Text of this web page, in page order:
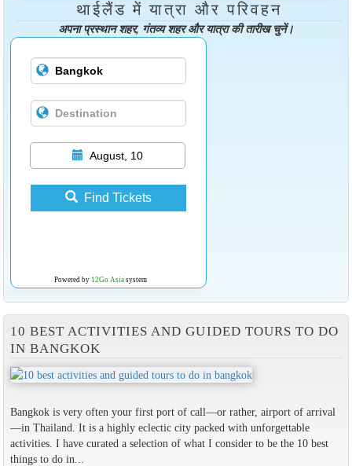
थाईलैंड में यात्रा और परिवहन
अपना प्रस्थान शहर, गंतव्य शहर और यात्रा की तारीख चुनें।
August, 10
Find Tickets
Powered by 12Go Asiasystem
10 BEST ACTIVITIES AND GUIDED TOURS TO DO
IN BANGKOK
Bangkok is very often your first port of call—or rather, airport of arrival
—in Thailand. It is a highly eclectic city packed with unforgettable
activities. I have curated a selection of what I consider to be the 10 best
things to do in...